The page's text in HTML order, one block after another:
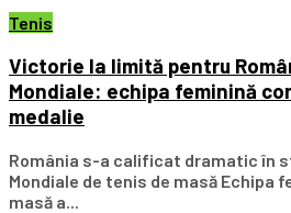
Tenis
Victorie la limită pentru
Mondiale: echipa feminină
medalie
România s-a calificat dramatic în
Mondiale de tenis de masă Echipa
masă a...